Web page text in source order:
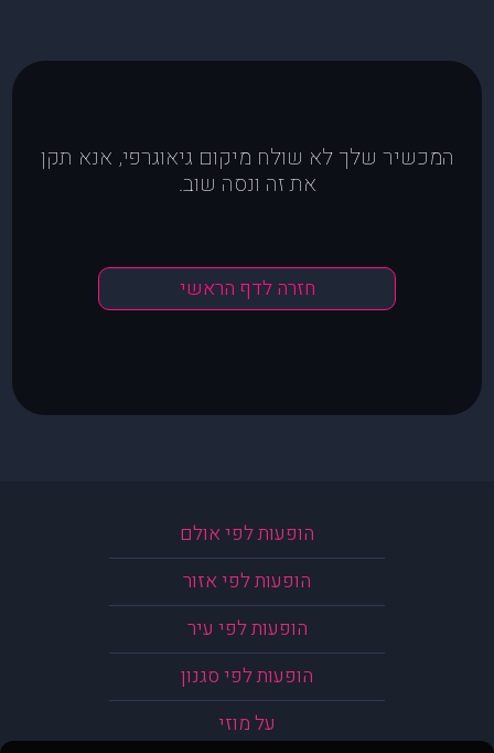
המכשיר שלך לא שולח מיקום גיאוגרפי, אנא תקן
את זה ונסה שוב.
חזרה לדף הראשי
הופעות לפי אולם
הופעות לפי אזור
הופעות לפי עיר
הופעות לפי סגנון
על מוזי